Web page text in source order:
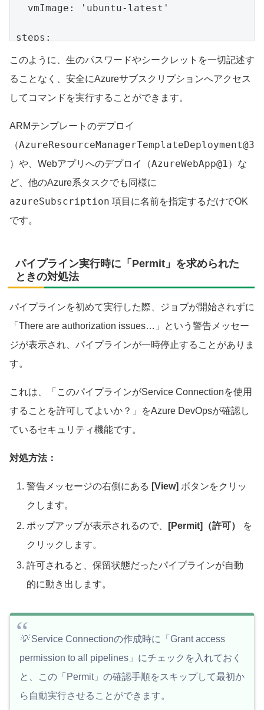
steps:
- task: AzureCLI@2
  displayName: 'Azureリソースグループ一覧の
取得'
    # ★ここに作成したService Connectionの名
称を入力します
Connection'
    scriptType: 'bash'
    scriptLocation: 'inlineScript'
    # 実行したいAzure CLIコマンドを記述
    inlineScript: |
このように、生のパスワードやシークレットを一切記述す
ることなく、安全にAzureサブスクリプションへアクセス
してコマンドを実行することができます。
ARMテンプレートのデプロイ
（AzureResourceManagerTemplateDeployment@3
）や、Webアプリへのデプロイ（AzureWebApp@1 ）な
ど、他のAzure系タスクでも同様に
azureSubscription 項目に名前を指定するだけでOK
です。
パイプライン実行時に「Permit」を求められた
ときの対処法
パイプラインを初めて実行した際、ジョブが開始されずに
「There are authorization issues…」という警告メッセー
ジが表示され、パイプラインが一時停止することがありま
す。
これは、「このパイプラインがService Connectionを使用
することを許可してよいか？」をAzure DevOpsが確認し
ているセキュリティ機能です。
対処方法：
警告メッセージの右側にある [View] ボタンをクリッ
クします。
ポップアップが表示されるので、 [Permit]（許可）
を
クリックします。
許可されると、保留状態だったパイプラインが自動
的に動き出します。
💡Service Connectionの作成時に「Grant access
permission to all pipelines」にチェックを入れておく
と、この「Permit」の確認手順をスキップして最初か
ら自動実行させることができます。